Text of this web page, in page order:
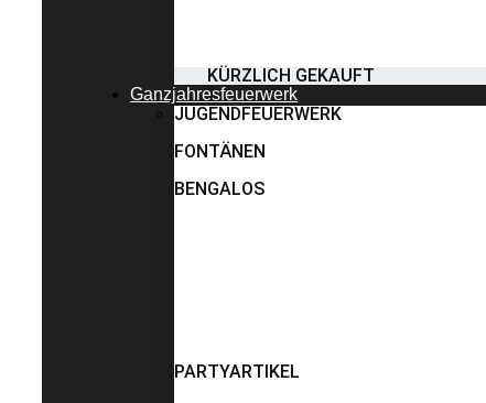
KÜRZLICH GEKAUFT
Ganzjahresfeuerwerk
JUGENDFEUERWERK
FONTÄNEN
BENGALOS
PARTYARTIKEL